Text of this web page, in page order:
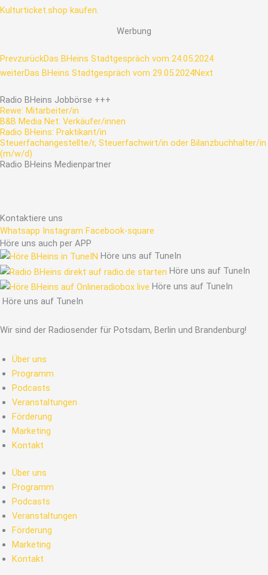
Werbung
PrevzurückDas BHeins Stadtgespräch vom 24.05.2024
weiterDas BHeins Stadtgespräch vom 29.05.2024Next
Radio BHeins Jobbörse +++
Rewe: Mitarbeiter/in
B&B Media Net: Verkäufer/innen
Radio BHeins: Praktikant/in
Steuerfachangestellte/r, Steuerfachwirt/in oder Bilanzbuchhalter/in
(m/w/d)
Radio BHeins Medienpartner
Kontaktiere uns
Whatsapp Instagram Facebook-square
Höre uns auch per APP
Höre uns auf TuneIn
Höre uns auf TuneIn
Höre uns auf TuneIn
Höre uns auf TuneIn
Wir sind der Radiosender für Potsdam, Berlin und Brandenburg!
Über uns
Programm
Podcasts
Veranstaltungen
Förderung
Marketing
Kontakt
Über uns
Programm
Podcasts
Veranstaltungen
Förderung
Marketing
Kontakt